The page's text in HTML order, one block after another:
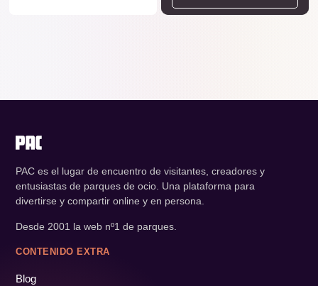
PAC es el lugar de encuentro de visitantes, creadores y
entusiastas de parques de ocio. Una plataforma para
divertirse y compartir online y en persona.
Desde 2001 la web nº1 de parques.
CONTENIDO EXTRA
Blog